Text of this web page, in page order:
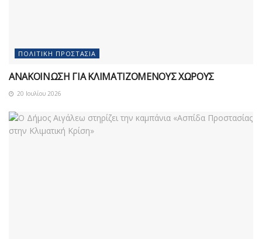
ΠΟΛΙΤΙΚΉ ΠΡΟΣΤΑΣΊΑ
ΑΝΑΚΟΙΝΩΣΗ ΓΙΑ ΚΛΙΜΑΤΙΖΟΜΕΝΟΥΣ ΧΩΡΟΥΣ
20 Ιουλίου 2026